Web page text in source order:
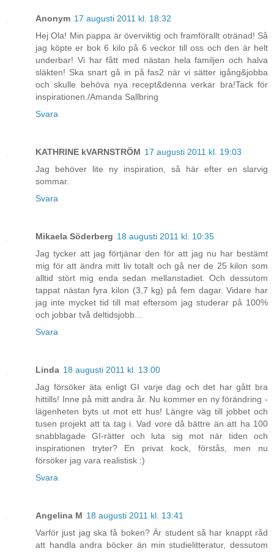
Anonym 17 augusti 2011 kl. 18:32
Hej Ola! Min pappa är överviktig och framförallt otränad! Så
jag köpte er bok 6 kilo på 6 veckor till oss och den är helt
underbar! Vi har fått med nästan hela familjen och halva
släkten! Ska snart gå in på fas2 när vi sätter igång&jobba
och skulle behöva nya recept&denna verkar bra!Tack för
inspirationen./Amanda Sallbring
Svara
KATHRINE kVARNSTRÖM 17 augusti 2011 kl. 19:03
Jag behöver lite ny inspiration, så här efter en slarvig
sommar.
Svara
Mikaela Söderberg 18 augusti 2011 kl. 10:35
Jag tycker att jag förtjänar den för att jag nu har bestämt
mig för att ändra mitt liv totalt och gå ner de 25 kilon som
alltid stört mig enda sedan mellanstadiet. Och dessutom
tappat nästan fyra kilon (3,7 kg) på fem dagar. Vidare har
jag inte mycket tid till mat eftersom jag studerar på 100%
och jobbar två deltidsjobb...
Svara
Linda 18 augusti 2011 kl. 13:00
Jag försöker äta enligt GI varje dag och det har gått bra
hittills! Inne på mitt andra år. Nu kommer en ny förändring -
lägenheten byts ut mot ett hus! Längre väg till jobbet och
tusen projekt att ta tag i. Vad vore då bättre än att ha 100
snabblagade GI-rätter och luta sig mot när tiden och
inspirationen tryter? En privat kock, förstås, men nu
försöker jag vara realistisk :)
Svara
Angelina M 18 augusti 2011 kl. 13:41
Varför just jag ska få boken? Är student så har knappt råd
att handla andra böcker än min studielitteratur, dessutom